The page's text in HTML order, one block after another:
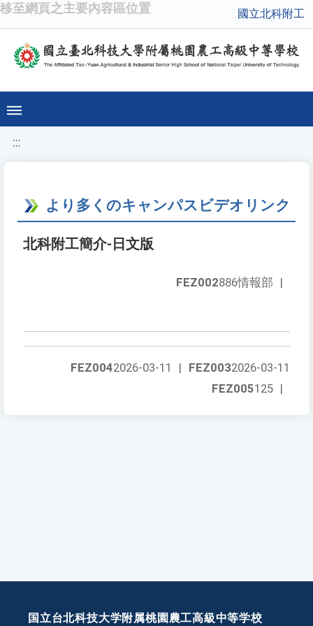
移至網頁之主要內容區位置 國立北科附工
:::
より多くのキャンパスビデオリンク
北科附工簡介-日文版
FEZ002886情報部 |
FEZ0032026-03-11
FEZ0042026-03-11
|
FEZ005125 |
国立台北科技大学附属桃園農工高級中等学校